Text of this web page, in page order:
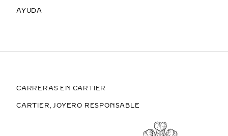
AYUDA
CARRERAS EN CARTIER
CARTIER, JOYERO RESPONSABLE